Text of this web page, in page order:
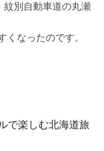
紋別自動車道の丸瀬
くなったのです。
で楽しむ北海道旅